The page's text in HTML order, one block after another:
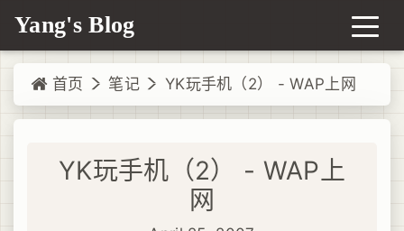
Yang's Blog
首页 笔记 YK玩手机（2） - WAP上网
YK玩手机（2） - WAP上
网